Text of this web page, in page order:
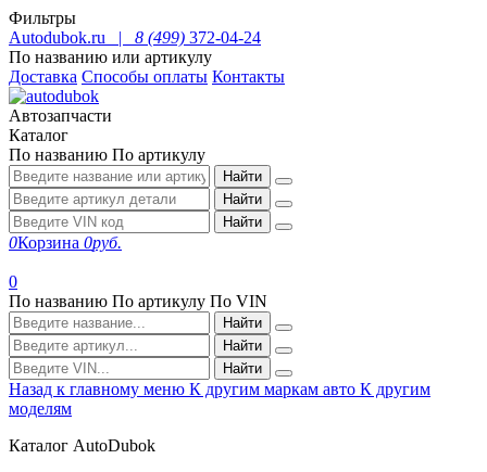
Фильтры
Autodubok.ru |
8 (499) 372-04-24
По названию или артикулу
Доставка Способы оплаты Контакты
Автозапчасти
Каталог
По названию По артикулу
Найти
Найти
Найти
0Корзина 0руб.
0
По названию По артикулу По VIN
Найти
Найти
Найти
Назад к главному меню К другим маркам авто К другим
моделям
Каталог AutoDubok